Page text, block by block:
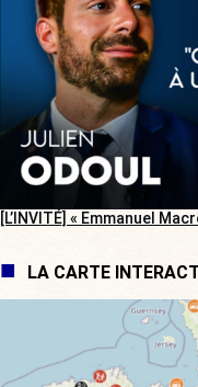
[L’INVITÉ] « Emmanuel
LA CARTE